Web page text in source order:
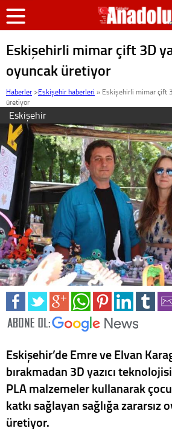
Eskişehirli mimar çift 3D
oyuncak üretiyor
Haberler >Eskişehir haberleri » Eskişehirli mimar çift
üretiyor
Eskişehir
Eskişehir’de Emre ve Elvan
bırakmadan 3D yazıcı
PLA malzemeler kullanarak
katkı sağlayan sağlığa zararsız
üretiyor.